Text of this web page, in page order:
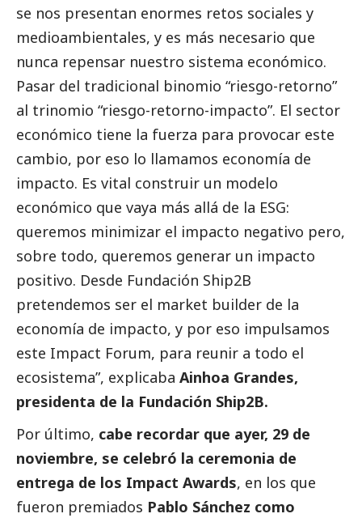
se nos presentan enormes retos sociales y
medioambientales, y es más necesario que
nunca repensar nuestro sistema económico.
Pasar del tradicional binomio “riesgo-retorno”
al trinomio “riesgo-retorno-impacto”. El sector
económico tiene la fuerza para provocar este
cambio, por eso lo llamamos economía de
impacto. Es vital construir un modelo
económico que vaya más allá de la ESG:
queremos minimizar el impacto negativo pero,
sobre todo, queremos generar un impacto
positivo. Desde Fundación Ship2B
pretendemos ser el market builder de la
economía de impacto, y por eso impulsamos
este Impact Forum, para reunir a todo el
ecosistema”, explicaba Ainhoa Grandes,
presidenta de la Fundación Ship2B.
Por último, cabe recordar que ayer, 29 de
noviembre, se celebró la ceremonia de
entrega de los Impact Awards, en los que
fueron premiados Pablo Sánchez como